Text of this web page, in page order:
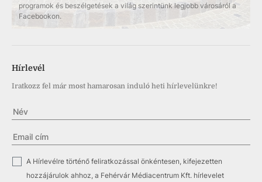
programok és beszélgetések a világ szerintünk legjobb városáról a
Facebookon.
Hírlevél
Iratkozz fel már most hamarosan induló heti hírlevelünkre!
✓
A Hírlevélre történő feliratkozással önkéntesen, kifejezetten
hozzájárulok ahhoz, a Fehérvár Médiacentrum Kft. hírlevelet